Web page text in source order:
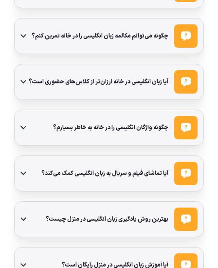
چگونه می‌توانم مکالمه زبان انگلیسی را در خانه تمرین کنم؟
آیا زبان انگلیسی در خانه ارزان‌تر از کلاس‌های حضوری است؟
چگونه واژگان انگلیسی را در خانه به خاطر بسپارم؟
آیا تماشای فیلم و سریال به زبان انگلیسی کمک می‌کند؟
بهترین روش یادگیری زبان انگلیسی در منزل چیست؟
آیا آموزش زبان انگلیسی در منزل رایگان است؟